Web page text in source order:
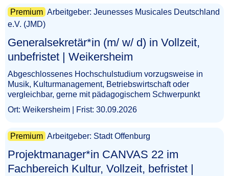
Premium Arbeitgeber: Jeunesses Musicales Deutschland
e.V. (JMD)
Generalsekretär*in (m/ w/ d) in Vollzeit,
unbefristet | Weikersheim​‌‌‌‌​‌​‌‌​‌​​‌​​​‌
Abgeschlossenes Hochschulstudium vorzugsweise in
Musik, Kulturmanagement, Betriebswirtschaft oder
vergleichbar, gerne mit pädagogischem Schwerpunkt
Ort: Weikersheim | Frist: 30.09.2026
Premium Arbeitgeber: Stadt Offenburg
Projektmanager*in CANVAS 22 im
Fachbereich Kultur, Vollzeit, befristet |